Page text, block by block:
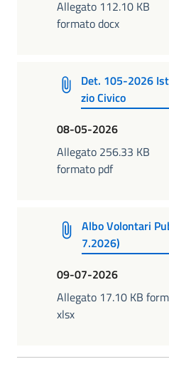
Allegato 112.10 KB
formato docx
Det. 105-2026
zio Civico
08-05-2026
Allegato 256.33 KB
formato pdf
Albo Volontari
7.2026)
09-07-2026
Allegato 17.10 KB
xlsx